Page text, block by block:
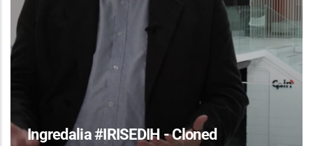
Ingredalia #IRISEDIH - Cloned